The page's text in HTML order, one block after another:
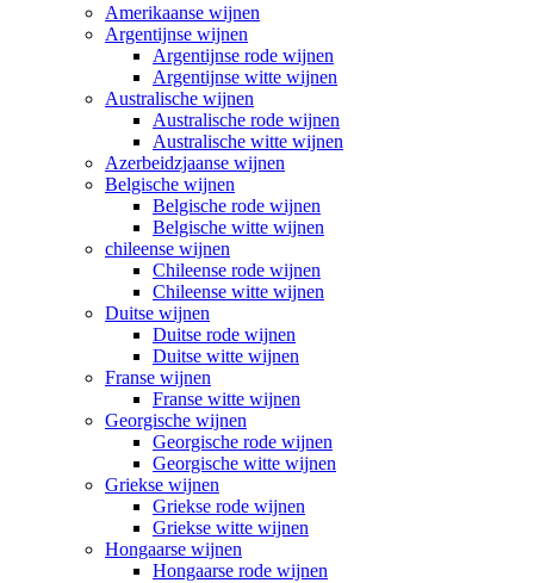
Amerikaanse wijnen
Argentijnse wijnen
Argentijnse rode wijnen
Argentijnse witte wijnen
Australische wijnen
Australische rode wijnen
Australische witte wijnen
Azerbeidzjaanse wijnen
Belgische wijnen
Belgische rode wijnen
Belgische witte wijnen
chileense wijnen
Chileense rode wijnen
Chileense witte wijnen
Duitse wijnen
Duitse rode wijnen
Duitse witte wijnen
Franse wijnen
Franse witte wijnen
Georgische wijnen
Georgische rode wijnen
Georgische witte wijnen
Griekse wijnen
Griekse rode wijnen
Griekse witte wijnen
Hongaarse wijnen
Hongaarse rode wijnen